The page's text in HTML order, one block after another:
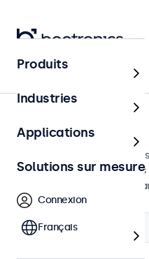
Accueil
Accessoires
Une large sélection
écrans Beetronics.
luminosité, connecteurs et
Filtrer (2)
Produits
Industries
Applications
Solutions sur mesure
Connexion
Français